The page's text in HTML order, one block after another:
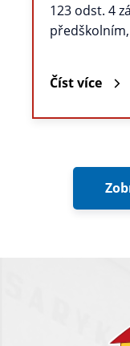
123 odst. 4
Číst více